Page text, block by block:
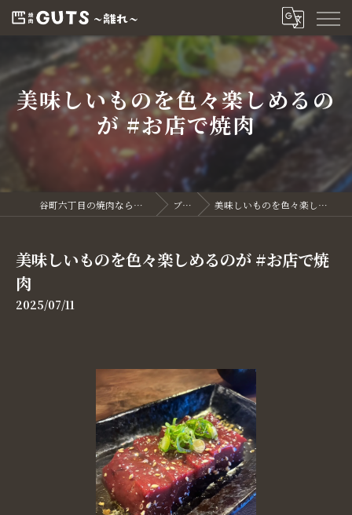
美味しいものを色々楽しめるの
が #お店で焼肉
谷町六丁目の焼肉なら焼肉GUTS～離れ～ ブログ 美味しいものを色々楽しめるのが #お店で焼肉
美味しいものを色々楽しめるのが #お店で焼
肉
2025/07/11